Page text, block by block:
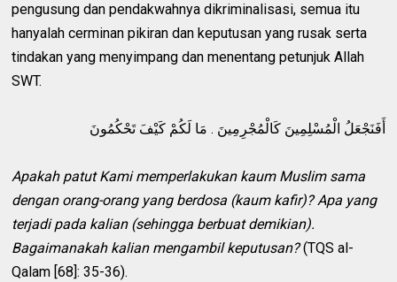
pengusung dan pendakwahnya dikriminalisasi, semua itu
hanyalah cerminan pikiran dan keputusan yang rusak serta
tindakan yang menyimpang dan menentang petunjuk Allah
SWT.
أَفَنَجْعَلُ الْمُسْلِمِينَ كَالْمُجْرِمِينَ . مَا لَكُمْ كَيْفَ تَحْكُمُونَ
Apakah patut Kami memperlakukan kaum Muslim sama
dengan orang-orang yang berdosa (kaum kafir)? Apa yang
terjadi pada kalian (sehingga berbuat demikian).
Bagaimanakah kalian mengambil keputusan?(TQS al-
Qalam [68]: 35-36).